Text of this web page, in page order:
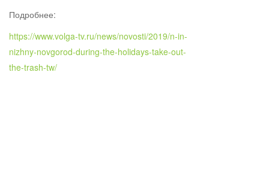
Подробнее:
https://www.volga-tv.ru/news/novosti/2019/n-in-
nizhny-novgorod-during-the-holidays-take-out-
the-trash-tw/